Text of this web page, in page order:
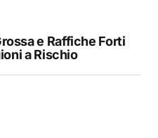
e Raffiche Forti
a Rischio